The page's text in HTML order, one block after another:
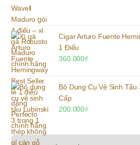
Cigar Arturo Fuente
1 Điếu
360.000₫
Bộ Dụng Cụ Vệ Sinh
Cấp
200.000₫